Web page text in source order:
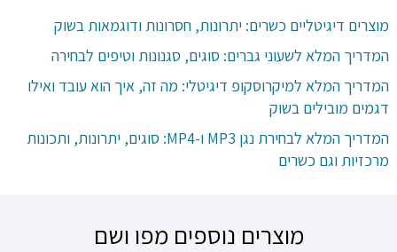
מוצרים דיגיטליים כשרים: יתרונות, חסרונות ודוגמאות בשוק
המדריך המלא לשעוני גברים: סוגים, סגנונות וטיפים לבחירה
המדריך המלא למיקרוסקופ דיגיטלי: מה זה, איך הוא עובד ואילו
דגמים מובילים בשוק
המדריך המלא לבחירת נגן MP3 ו-MP4: סוגים, יתרונות, ותכונות
מרכזיות וגם כשרים
מוצרים נוספים מפו ושם